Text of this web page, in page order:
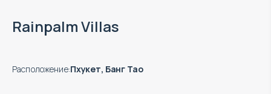
Rainpalm Villas
Расположение:Пхукет, Банг Тао